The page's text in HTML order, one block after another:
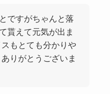
ですがちゃんと落
貰えて元気が出ま
もとても分かりや
りがとうございま